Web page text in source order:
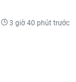
3 giờ 40 phút trước